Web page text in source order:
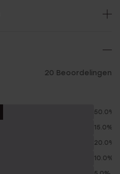
20 Beoordelingen
50.0%
15.0%
20.0%
10.0%